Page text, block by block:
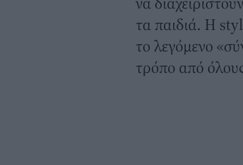
τα παιδιά. Η
το λεγόμενο
τρόπο από